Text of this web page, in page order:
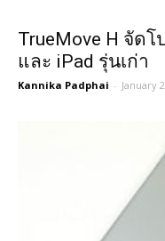
TrueMove H จัดโ
และ iPad รุ่นเก่า
Kannika Padphai - January